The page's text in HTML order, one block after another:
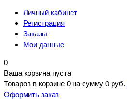
Личный кабинет
Регистрация
Заказы
Мои данные
0
Ваша корзина пуста
Товаров в корзине 0 на сумму 0 руб.
Оформить заказ